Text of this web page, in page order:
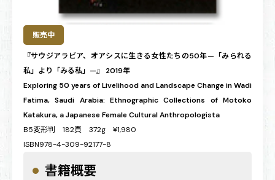
販売中
『サウジアラビア、オアシスに生きる女性たちの50年—「みられる
私」より「みる私」—』 2019年
Exploring 50 years of Livelihood and Landscape Change in Wadi
Fatima, Saudi Arabia: Ethnographic Collections of Motoko
Katakura, a Japanese Female Cultural Anthropologista
B5変形判 182頁 372g ¥1,980
ISBN978-4-309-92177-8
書籍概要